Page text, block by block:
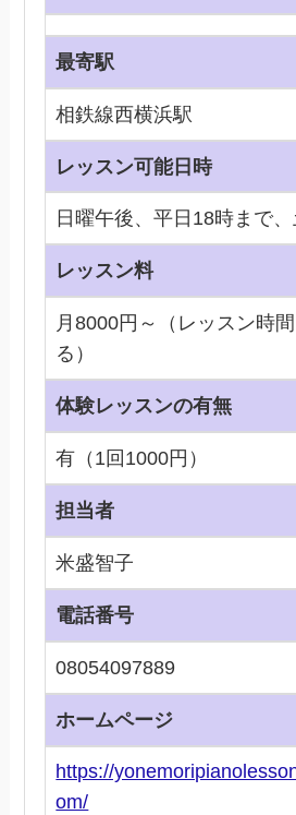
最寄駅
相鉄線西横浜駅
レッスン可能日時
日曜午後、平日18時まで
レッスン料
月8000円～（レッスン時
る）
体験レッスンの有無
有（1回1000円）
担当者
米盛智子
電話番号
08054097889
ホームページ
https://
om/